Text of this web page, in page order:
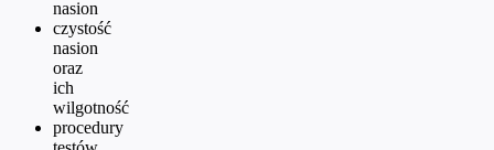
nasion
czystość
nasion
oraz
ich
wilgotność
procedury